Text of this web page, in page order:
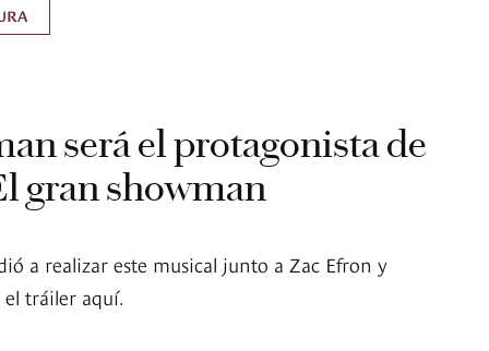
será el protagonista de
gran showman
a realizar este musical junto a Zac Efron y
el tráiler aquí.